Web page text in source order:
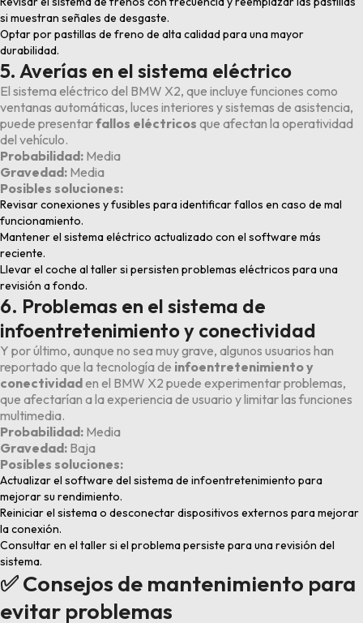
si muestran señales de desgaste.
Optar por pastillas de freno de alta calidad para una mayor
durabilidad.
5. Averías en el sistema eléctrico
El sistema eléctrico del BMW X2, que incluye funciones como
ventanas automáticas, luces interiores y sistemas de asistencia,
puede presentarfallos eléctricos que afectan la operatividad
del vehículo.
Probabilidad: Media
Gravedad: Media
Posibles soluciones:
Revisar conexiones y fusibles para identificar fallos en caso de mal
funcionamiento.
Mantener el sistema eléctrico actualizado con el software más
reciente.
Llevar el coche al taller si persisten problemas eléctricos para una
revisión a fondo.
6. Problemas en el sistema de
infoentretenimiento y conectividad
Y por último, aunque no sea muy grave, algunos usuarios han
reportado que la tecnología de infoentretenimiento y
conectividaden el BMW X2 puede experimentar problemas,
que afectarían a la experiencia de usuario y limitar las funciones
multimedia.
Probabilidad: Media
Gravedad: Baja
Posibles soluciones:
Actualizar el software del sistema de infoentretenimiento para
mejorar su rendimiento.
Reiniciar el sistema o desconectar dispositivos externos para mejorar
la conexión.
Consultar en el taller si el problema persiste para una revisión del
sistema.
✅ Consejos de mantenimiento para
evitar problemas